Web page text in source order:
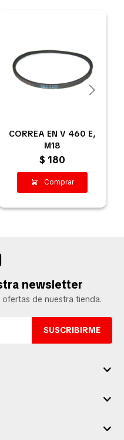
CORREA EN V 460 E,
M18
$ 180
newsletter
de nuestra tienda.
SUSCRIBIRME